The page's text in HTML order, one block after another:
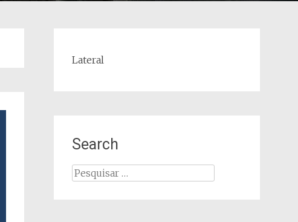
Lateral
Search
Pesquisar